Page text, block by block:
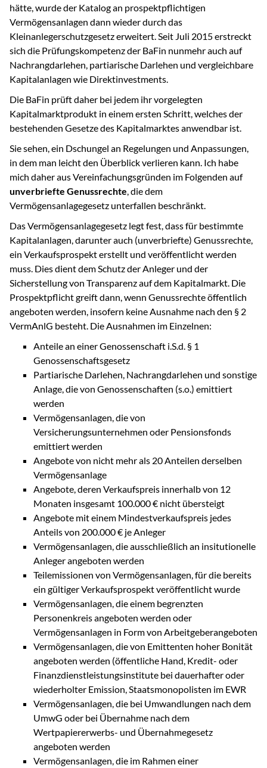
hätte, wurde der Katalog an prospektpflichtigen
Vermögensanlagen dann wieder durch das
Kleinanlegerschutzgesetz erweitert. Seit Juli 2015 erstreckt
sich die Prüfungskompetenz der BaFin nunmehr auch auf
Nachrangdarlehen, partiarische Darlehen und vergleichbare
Kapitalanlagen wie Direktinvestments.
Die BaFin prüft daher bei jedem ihr vorgelegten
Kapitalmarktprodukt in einem ersten Schritt, welches der
bestehenden Gesetze des Kapitalmarktes anwendbar ist.
Sie sehen, ein Dschungel an Regelungen und Anpassungen,
in dem man leicht den Überblick verlieren kann. Ich habe
mich daher aus Vereinfachungsgründen im Folgenden auf
unverbriefte Genussrechte , die dem
Vermögensanlagegesetz unterfallen beschränkt.
Das Vermögensanlagegesetz legt fest, dass für bestimmte
Kapitalanlagen, darunter auch (unverbriefte) Genussrechte,
ein Verkaufsprospekt erstellt und veröffentlicht werden
muss. Dies dient dem Schutz der Anleger und der
Sicherstellung von Transparenz auf dem Kapitalmarkt. Die
Prospektpflicht greift dann, wenn Genussrechte öffentlich
angeboten werden, insofern keine Ausnahme nach den § 2
VermAnlG besteht. Die Ausnahmen im Einzelnen:
Anteile an einer Genossenschaft i.S.d. § 1
Genossenschaftsgesetz
Partiarische Darlehen, Nachrangdarlehen und sonstige
Anlage, die von Genossenschaften (s.o.) emittiert
werden
Vermögensanlagen, die von
Versicherungsunternehmen oder Pensionsfonds
emittiert werden
Angebote von nicht mehr als 20 Anteilen derselben
Vermögensanlage
Angebote, deren Verkaufspreis innerhalb von 12
Monaten insgesamt 100.000 € nicht übersteigt
Angebote mit einem Mindestverkaufspreis jedes
Anteils von 200.000 € je Anleger
Vermögensanlagen, die ausschließlich an insitutionelle
Anleger angeboten werden
Teilemissionen von Vermögensanlagen, für die bereits
ein gültiger Verkaufsprospekt veröffentlicht wurde
Vermögensanlagen, die einem begrenzten
Personenkreis angeboten werden oder
Vermögensanlagen in Form von Arbeitgeberangeboten
Vermögensanlagen, die von Emittenten hoher Bonität
angeboten werden (öffentliche Hand, Kredit- oder
Finanzdienstleistungsinstitute bei dauerhafter oder
wiederholter Emission, Staatsmonopolisten im EWR
Vermögensanlagen, die bei Umwandlungen nach dem
UmwG oder bei Übernahme nach dem
Wertpapiererwerbs- und Übernahmegesetz
angeboten werden
Vermögensanlagen, die im Rahmen einer